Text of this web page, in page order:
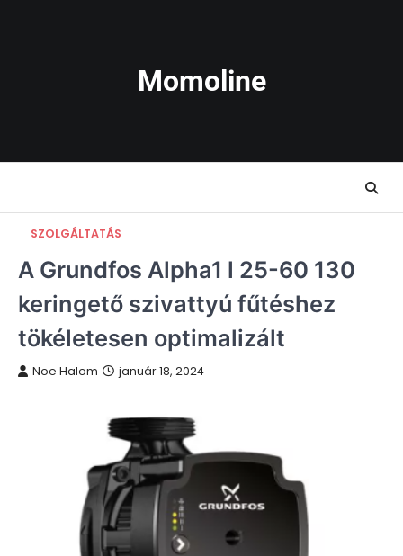
Momoline
SZOLGÁLTATÁS
A Grundfos Alpha1 l 25-60 130
keringető szivattyú fűtéshez
tökéletesen optimalizált
Noe Halom január 18, 2024